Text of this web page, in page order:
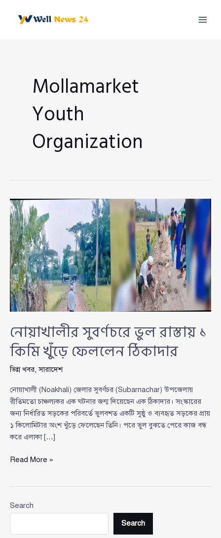
Mollamarket
Youth
Organization
নোয়াখালীর সুবর্ণচরে ভুল রাস্তায় ১
কিমি খুঁড়ে ফেললেন ঠিকাদার
ভিন্ন খবর,সারাদেশ
নোয়াখালী (Noakhali) জেলার সুবর্ণচর (Subarnachar) উপজেলায়
রীতিমতো চাঞ্চল্যকর এক ঘটনার জন্ম দিয়েছেন এক ঠিকাদার। সংস্কারের
জন্য নির্ধারিত সড়কের পরিবর্তে ভুলবশত একটি সুষ্ঠু ও ব্যবহৃত সড়কের প্রায়
১ কিলোমিটার অংশ খুঁড়ে ফেলেছেন তিনি। পরে ভুল বুঝতে পেরে কাজ বন্ধ
করে এলাকা […]
নোয়াখালীর
১
Read More »
Search
Search